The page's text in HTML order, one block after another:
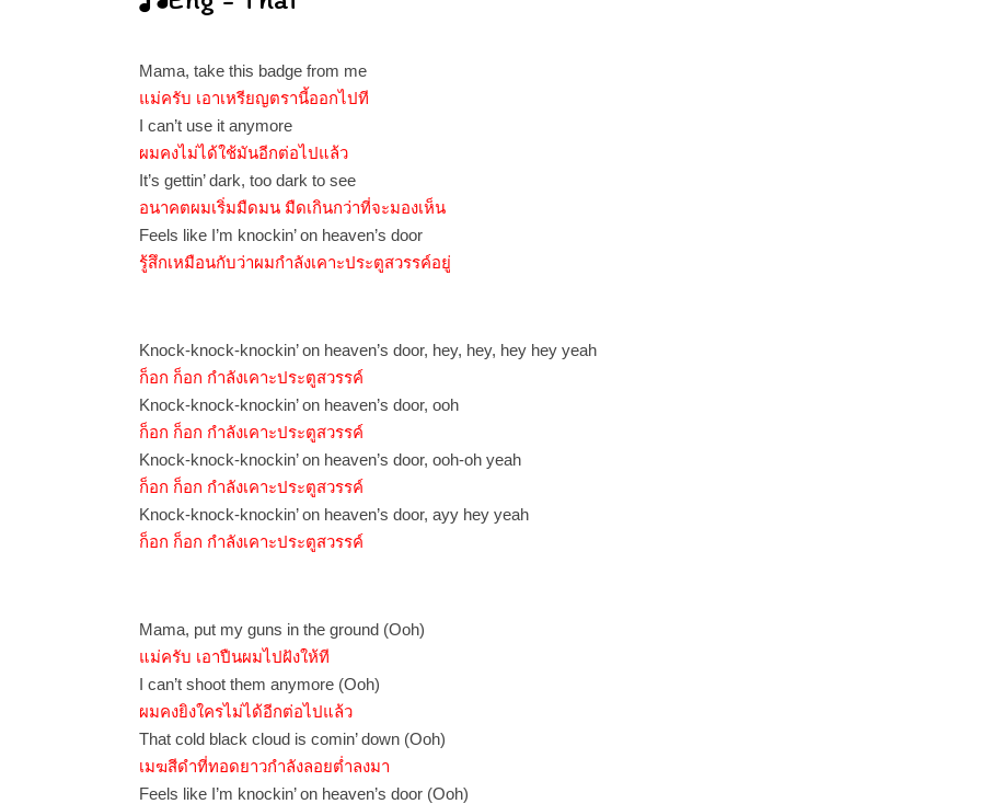
Mama, take this badge from me
แม่ครับ เอาเหรียญตรานี้ออกไปที
I can’t use it anymore
ผมคงไม่ได้ใช้มันอีกต่อไปแล้ว
It’s gettin’ dark, too dark to see
อนาคตผมเริ่มมืดมน มืดเกินกว่าที่จะมองเห็น
Feels like I’m knockin’ on heaven’s door
รู้สึกเหมือนกับว่าผมกำลังเคาะประตูสวรรค์อยู่
Knock-knock-knockin’ on heaven’s door, hey, hey, hey hey yeah
ก็อก ก็อก กำลังเคาะประตูสวรรค์
Knock-knock-knockin’ on heaven’s door, ooh
ก็อก ก็อก กำลังเคาะประตูสวรรค์
Knock-knock-knockin’ on heaven’s door, ooh-oh yeah
ก็อก ก็อก กำลังเคาะประตูสวรรค์
Knock-knock-knockin’ on heaven’s door, ayy hey yeah
ก็อก ก็อก กำลังเคาะประตูสวรรค์
Mama, put my guns in the ground (Ooh)
แม่ครับ เอาปืนผมไปฝังให้ที
I can’t shoot them anymore (Ooh)
ผมคงยิงใครไม่ได้อีกต่อไปแล้ว
That cold black cloud is comin’ down (Ooh)
เมฆสีดำที่ทอดยาวกำลังลอยต่ำลงมา
Feels like I’m knockin’ on heaven’s door (Ooh)